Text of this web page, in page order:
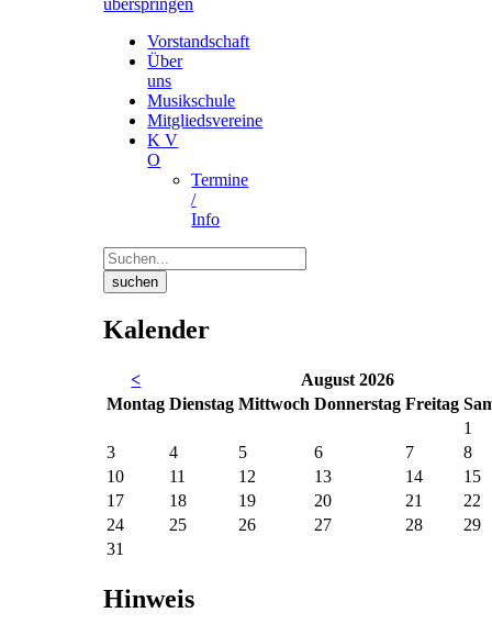
Vorstandschaft
Über
uns
Musikschule
Mitgliedsvereine
K V
O
Termine
/
Info
suchen
Kalender
<
August 2026
Montag Dienstag Mittwoch Donnerstag Freitag Sa
1
3
4 5 6 7
8
10
11 12 13 14
15
17
18 19 20 21
22
24
25 26 27 28
29
31
Hinweis